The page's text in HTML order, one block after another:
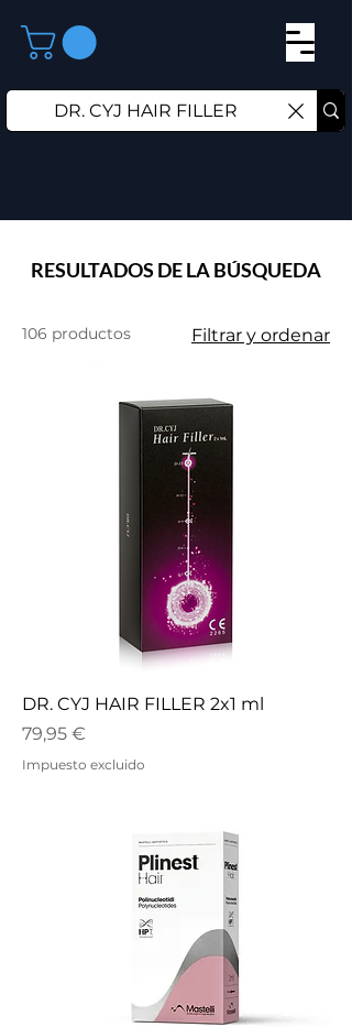
RESULTADOS DE LA BÚSQUEDA
106 productos Filtrar y ordenar
DR. CYJ HAIR FILLER 2x1 ml
Precio
79,95 €
Impuesto excluido